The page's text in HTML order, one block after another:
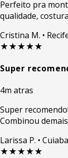
Perfeito pra
qualidade,
Cristina M. •
★★★★★
Super
4m atras
Super
Combinou
Larissa P. •
★★★★★